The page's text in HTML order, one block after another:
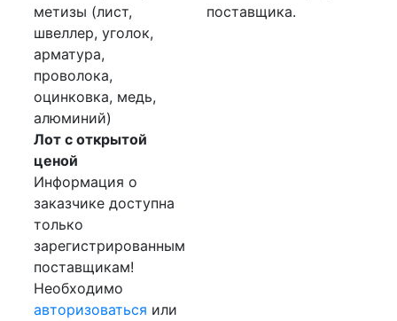
метизы (лист,
швеллер, уголок,
арматура,
проволока,
оцинковка, медь,
алюминий)
Лот с открытой
ценой
Информация о
заказчике доступна
только
зарегистрированным
поставщикам!
Необходимо
авторизоваться или
поставщика.